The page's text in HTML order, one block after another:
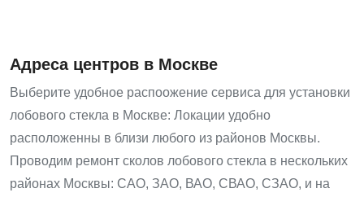
Адреса центров в Москве
Выберите удобное распоожение сервиса для установки
лобового стекла в Москве: Локации удобно
расположенны в близи любого из районов Москвы.
Проводим ремонт сколов лобового стекла в нескольких
районах Москвы: САО, ЗАО, ВАО, СВАО, СЗАО, и на